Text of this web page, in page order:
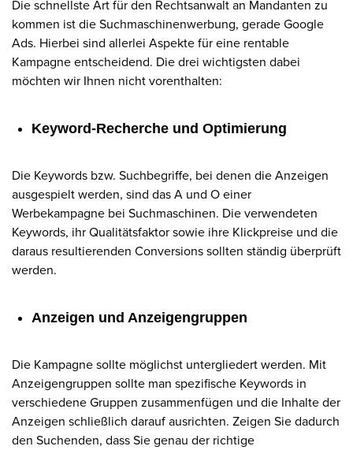
Die schnellste Art für den Rechtsanwalt an Mandanten zu
kommen ist die Suchmaschinenwerbung, gerade Google
Ads. Hierbei sind allerlei Aspekte für eine rentable
Kampagne entscheidend. Die drei wichtigsten dabei
möchten wir Ihnen nicht vorenthalten:
Keyword-Recherche und Optimierung
Die Keywords bzw. Suchbegriffe, bei denen die Anzeigen
ausgespielt werden, sind das A und O einer
Werbekampagne bei Suchmaschinen. Die verwendeten
Keywords, ihr Qualitätsfaktor sowie ihre Klickpreise und die
daraus resultierenden Conversions sollten ständig überprüft
werden.
Anzeigen und Anzeigengruppen
Die Kampagne sollte möglichst untergliedert werden. Mit
Anzeigengruppen sollte man spezifische Keywords in
verschiedene Gruppen zusammenfügen und die Inhalte der
Anzeigen schließlich darauf ausrichten. Zeigen Sie dadurch
den Suchenden, dass Sie genau der richtige